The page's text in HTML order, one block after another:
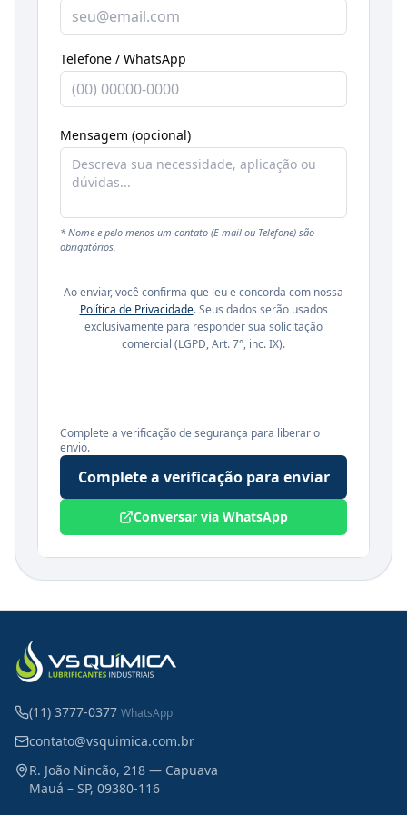
Telefone / WhatsApp
Mensagem (opcional)
* Nome e pelo menos um contato (E-mail ou Telefone) são
obrigatórios.
Ao enviar, você confirma que leu e concorda com nossa
Política de Privacidade. Seus dados serão usados
exclusivamente para responder sua solicitação
comercial (LGPD, Art. 7°, inc. IX).
Complete a verificação de segurança para liberar o
envio.
Complete a verificação para enviar
Conversar via WhatsApp
(11) 3777-0377 WhatsApp
contato@vsquimica.com.br
R. João Nincão, 218 — Capuava
Mauá – SP, 09380-116